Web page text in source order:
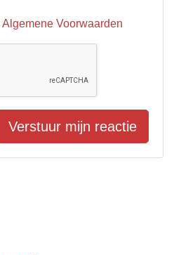
Algemene Voorwaarden
Verstuur mijn reactie